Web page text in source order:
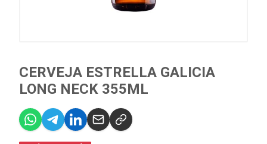
CERVEJA ESTRELLA GALICIA
LONG NECK 355ML